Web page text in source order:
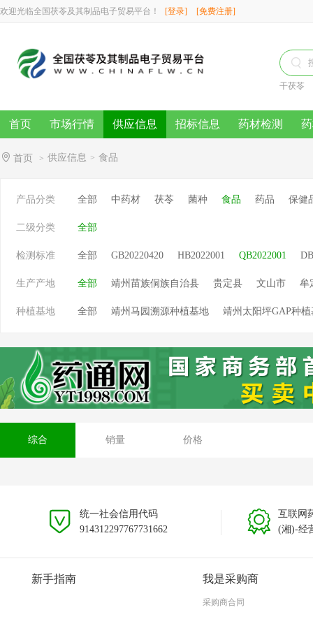
欢迎光临全国茯苓及其制品电子贸易平台！ [登录] [免费注册]

干茯苓
首页 市场行情 供应信息 招标信息 药材检测
首页 > 供应信息 > 食品
产品分类 全部 中药材 茯苓 菌种 食品 药品 保健
二级分类 全部
检测标准 全部 GB20220420 HB2022001 QB2022001
生产产地 全部 靖州苗族侗族自治县 贵定县 文山市 牟
种植基地 全部 靖州马园溯源种植基地
靖州太阳坪GAP种植
贵州黎平种植基地 云南文
综合 销量 价格
统一社会信用代码
914312297767731662
互联网
(湘)-经
新手指南 我是采购商
采购商合同